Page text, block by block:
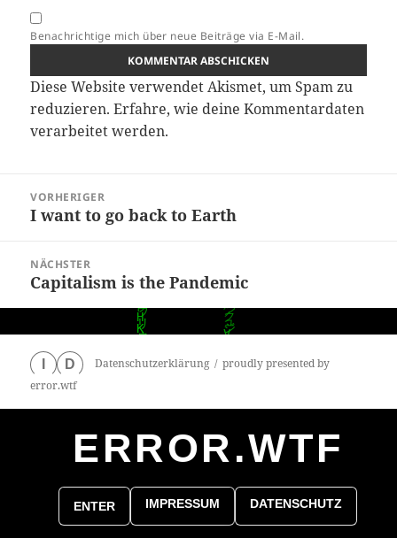
Benachrichtige mich über neue Beiträge via E-Mail.
Diese Website verwendet Akismet, um Spam zu
reduzieren.Erfahre, wie deine Kommentardaten
verarbeitet werden.
VORHERIGER
Vorheriger
I want to go back to Earth
NÄCHSTER
Nächster
Beitrag:
Capitalism is the Pandemic
D Datenschutzerklärung
proudly presented by
error.wtf
ERROR.WTF
ENTER IMPRESSUM DATENSCHUTZ